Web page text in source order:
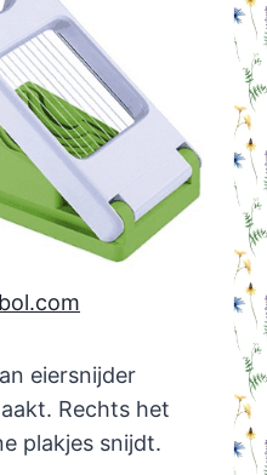
bol.com
eiersnijder
Rechts het
plakjes snijdt.